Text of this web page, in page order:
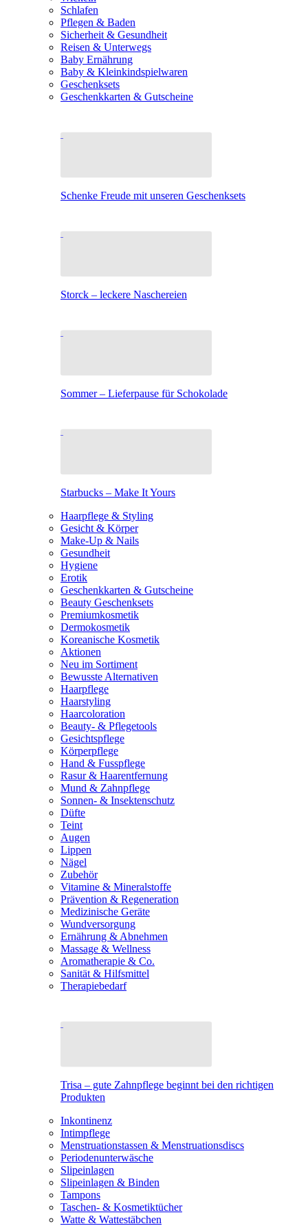
Schlafen
Pflegen & Baden
Sicherheit & Gesundheit
Reisen & Unterwegs
Baby Ernährung
Baby & Kleinkindspielwaren
Geschenksets
Geschenkkarten & Gutscheine
Schenke Freude mit unseren Geschenksets
Storck – leckere Naschereien
Sommer – Lieferpause für Schokolade
Starbucks – Make It Yours
Haarpflege & Styling
Gesicht & Körper
Make-Up & Nails
Gesundheit
Hygiene
Erotik
Geschenkkarten & Gutscheine
Beauty Geschenksets
Premiumkosmetik
Dermokosmetik
Koreanische Kosmetik
Aktionen
Neu im Sortiment
Bewusste Alternativen
Haarpflege
Haarstyling
Haarcoloration
Beauty- & Pflegetools
Gesichtspflege
Körperpflege
Hand & Fusspflege
Rasur & Haarentfernung
Mund & Zahnpflege
Sonnen- & Insektenschutz
Düfte
Teint
Augen
Lippen
Nägel
Zubehör
Vitamine & Mineralstoffe
Prävention & Regeneration
Medizinische Geräte
Wundversorgung
Ernährung & Abnehmen
Massage & Wellness
Aromatherapie & Co.
Sanität & Hilfsmittel
Therapiebedarf
Trisa – gute Zahnpflege beginnt bei den richtigen
Produkten
Inkontinenz
Intimpflege
Menstruationstassen & Menstruationsdiscs
Periodenunterwäsche
Slipeinlagen
Slipeinlagen & Binden
Tampons
Taschen- & Kosmetiktücher
Watte & Wattestäbchen